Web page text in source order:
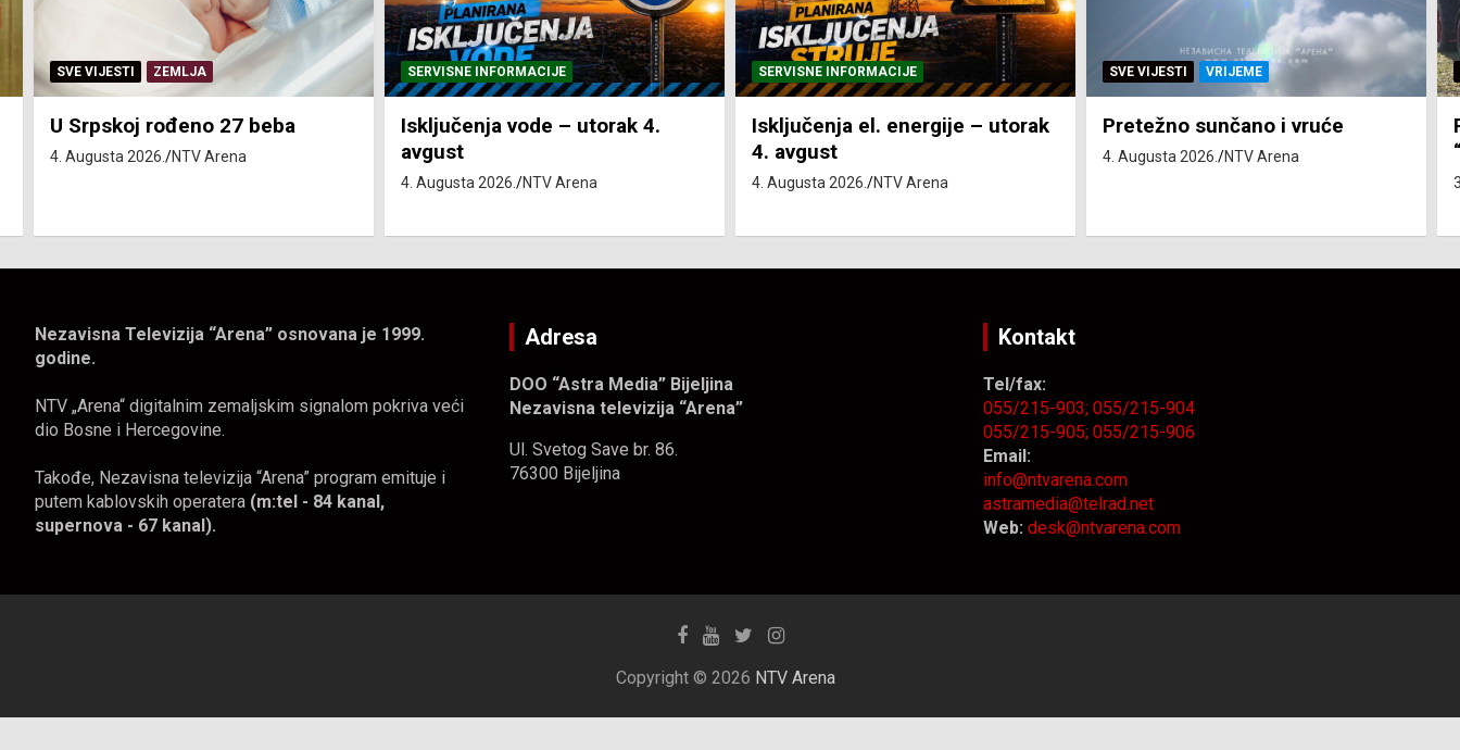
SERVISNE INFORMACIJE
Isključenja vode – utorak 4.
avgust
SERVISNE INFORMACIJE
Isključenja el. energije – utorak
4. avgust
4. Augusta 2026. NTV Arena
SVE VIJESTI VRIJEME
Pretežno sunčano i vruće
4. Augusta 2026.
SVE VIJESTI ZEMLJA
Pravo na subvenciju za traktor
“Belarus” ostvarila 84 korisnika
Nezavisna Televizija “Arena” osnovana je 1999.
godine.
NTV „Arena“ digitalnim zemaljskim signalom pokriva veći
dio Bosne i Hercegovine.
Takođe, Nezavisna televizija “Arena” program emituje i
putem kablovskih operatera (m:tel - 84 kanal,
supernova - 67 kanal).
Adresa
DOO “Astra Media” Bijeljina
Nezavisna televizija “Arena”
Ul. Svetog Save br. 86.
76300 Bijeljina
Kontakt
Tel/fax:
055/215-903;055/215-904
055/215-905;055/215-906
Email:
info@ntvarena.com
astramedia@telrad.net
Web: desk@ntvarena.com
Copyright © 2026 NTV Arena